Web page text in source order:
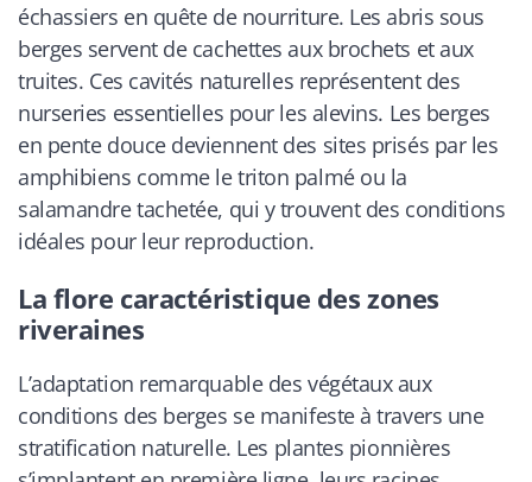
échassiers en quête de nourriture. Les abris sous
berges servent de cachettes aux brochets et aux
truites. Ces cavités naturelles représentent des
nurseries essentielles pour les alevins. Les berges
en pente douce deviennent des sites prisés par les
amphibiens comme le triton palmé ou la
salamandre tachetée, qui y trouvent des conditions
idéales pour leur reproduction.
La flore caractéristique des zones
riveraines
L’adaptation remarquable des végétaux aux
conditions des berges se manifeste à travers une
stratification naturelle. Les plantes pionnières